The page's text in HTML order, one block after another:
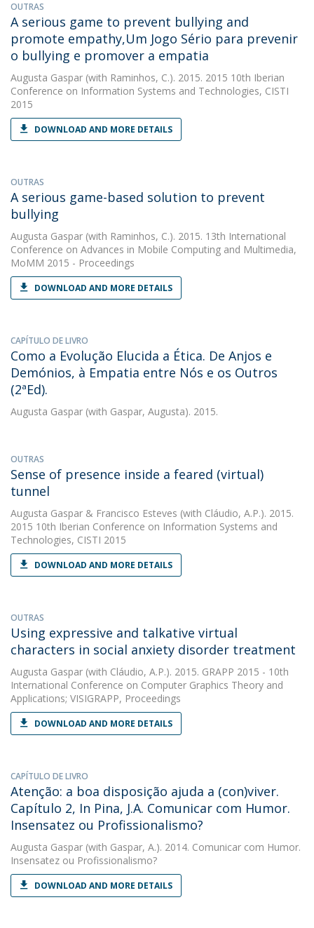
OUTRAS
A serious game to prevent bullying and
promote empathy,Um Jogo Sério para prevenir
o bullying e promover a empatia
Augusta Gaspar (with Raminhos, C.). 2015. 2015 10th Iberian
Conference on Information Systems and Technologies, CISTI
2015
DOWNLOAD AND MORE DETAILS
OUTRAS
A serious game-based solution to prevent
bullying
Augusta Gaspar (with Raminhos, C.). 2015. 13th International
Conference on Advances in Mobile Computing and Multimedia,
MoMM 2015 - Proceedings
DOWNLOAD AND MORE DETAILS
CAPÍTULO DE LIVRO
Como a Evolução Elucida a Ética. De Anjos e
Demónios, à Empatia entre Nós e os Outros
(2ªEd).
Augusta Gaspar (with Gaspar, Augusta). 2015.
OUTRAS
Sense of presence inside a feared (virtual)
tunnel
Augusta Gaspar & Francisco Esteves (with Cláudio, A.P.). 2015.
2015 10th Iberian Conference on Information Systems and
Technologies, CISTI 2015
DOWNLOAD AND MORE DETAILS
OUTRAS
Using expressive and talkative virtual
characters in social anxiety disorder treatment
Augusta Gaspar (with Cláudio, A.P.). 2015. GRAPP 2015 - 10th
International Conference on Computer Graphics Theory and
Applications; VISIGRAPP, Proceedings
DOWNLOAD AND MORE DETAILS
CAPÍTULO DE LIVRO
Atenção: a boa disposição ajuda a (con)viver.
Capítulo 2, In Pina, J.A. Comunicar com Humor.
Insensatez ou Profissionalismo?
Augusta Gaspar (with Gaspar, A.). 2014. Comunicar com Humor.
Insensatez ou Profissionalismo?
DOWNLOAD AND MORE DETAILS